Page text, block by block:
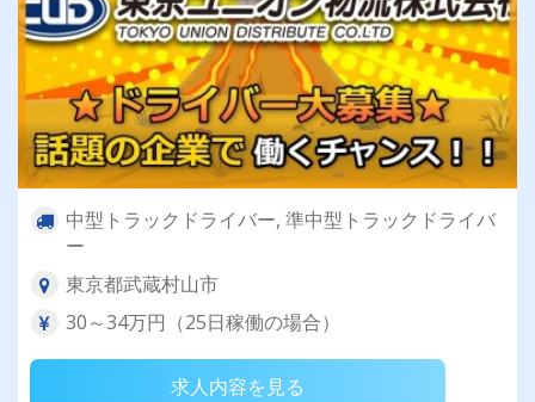
中型トラックドライバー, 準中型トラックドライバ
ー
東京都武蔵村山市
30～34万円（25日稼働の場合）
求人内容を見る